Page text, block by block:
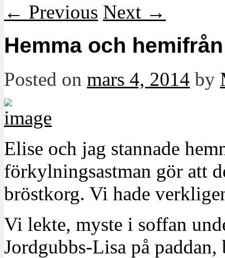
← Previous Next →
Hemma och hemifrån
Posted on mars 4, 2014 by
Elise och jag stannade
förkylningsastman gör att
bröstkorg. Vi hade
Vi lekte, myste i soffan
Jordgubbs-Lisa på paddan,